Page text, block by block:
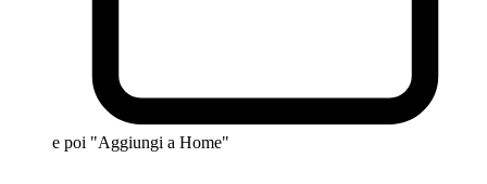
e poi "Aggiungi a Home"